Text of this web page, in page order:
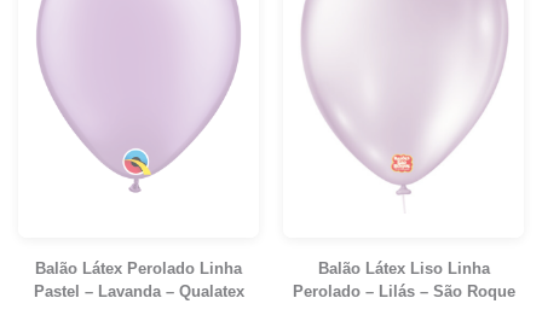
Balão Látex Perolado Linha
Pastel – Lavanda – Qualatex
Balão Látex Liso Linha
Perolado – Lilás – São Roque